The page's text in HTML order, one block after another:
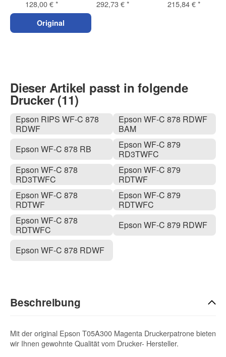
128,00 €* 292,73 €* 215,84 €*
Original
Dieser Artikel passt in folgende
Drucker (11)
Epson RIPS WF-C 878
RDWF
Epson WF-C 878 RB
Epson WF-C 878
RD3TWFC
Epson WF-C 878
RDTWF
Epson WF-C 878
RDTWFC
Epson WF-C 878 RDWF
Epson WF-C 878 RDWF
BAM
Epson WF-C 879
RD3TWFC
Epson WF-C 879
RDTWF
Epson WF-C 879
RDTWFC
Epson WF-C 879 RDWF
Beschreibung
Mit der original Epson T05A300 Magenta Druckerpatrone bieten
wir Ihnen gewohnte Qualität vom Drucker- Hersteller.